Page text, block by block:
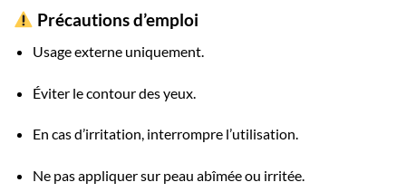
Précautions d’emploi
Usage externe uniquement.
Éviter le contour des yeux.
En cas d’irritation, interrompre l’utilisation.
Ne pas appliquer sur peau abîmée ou irritée.